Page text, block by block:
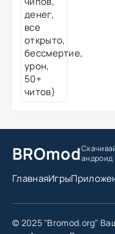
BROmodандроид
ГлавнаяИгры
© 2025 "Bromod.org"